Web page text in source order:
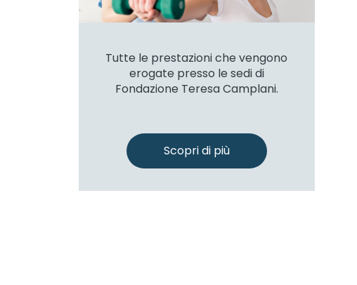
Tutte le prestazioni che vengono
erogate presso le sedi di
Fondazione Teresa Camplani.
Scopri di più